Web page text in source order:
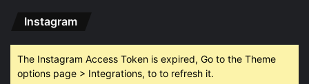
Instagram
The Instagram Access Token is expired, Go to the Theme
options page > Integrations, to to refresh it.